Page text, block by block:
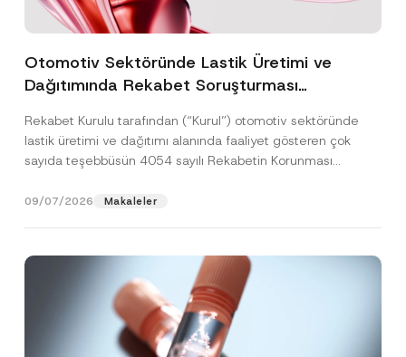
Otomotiv Sektöründe Lastik Üretimi ve
Dağıtımında Rekabet Soruşturması
Cezasına Hükmedilmiştir
Rekabet Kurulu tarafından (“Kurul”) otomotiv sektöründe
lastik üretimi ve dağıtımı alanında faaliyet gösteren çok
sayıda teşebbüsün 4054 sayılı Rekabetin Korunması
09/07/2026 Makaleler